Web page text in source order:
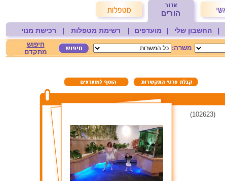
| החשבון שלי | מועדפים | רשימת מטפלות | רכישת מנוי
משרה:
חיפוש
מתקדם
(102623)